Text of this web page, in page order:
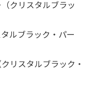
クリスタルブラッ
ルブラック・パー
リスタルブラック・